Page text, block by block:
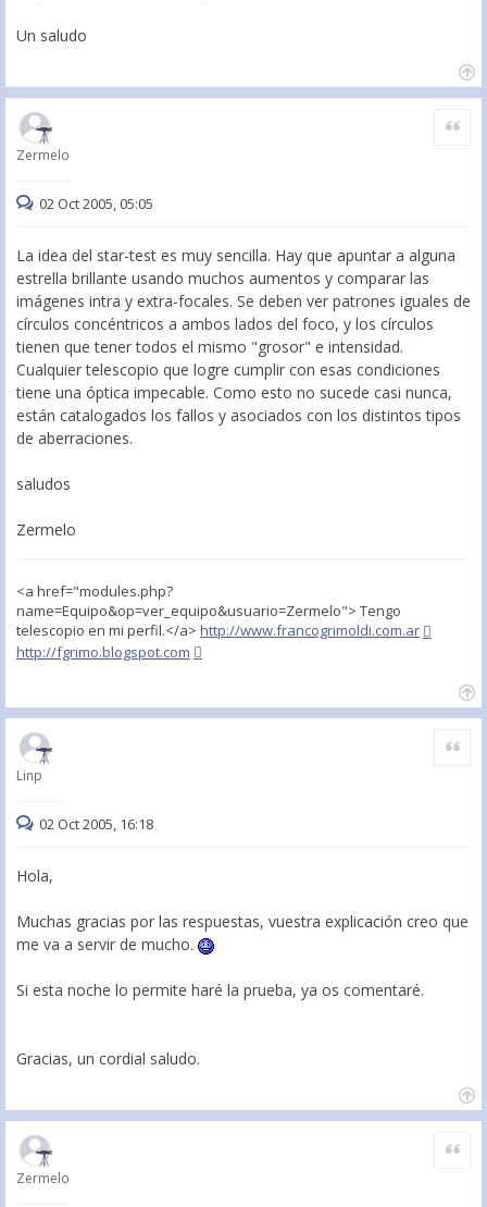
Un saludo
Zermelo
Citar
02 Oct 2005, 05:05
La idea del star-test es muy sencilla. Hay que apuntar a alguna
estrella brillante usando muchos aumentos y comparar las
imágenes intra y extra-focales. Se deben ver patrones iguales de
círculos concéntricos a ambos lados del foco, y los círculos
tienen que tener todos el mismo "grosor" e intensidad.
Cualquier telescopio que logre cumplir con esas condiciones
tiene una óptica impecable. Como esto no sucede casi nunca,
están catalogados los fallos y asociados con los distintos tipos
de aberraciones.
saludos
Zermelo
<a href="modules.php?
name=Equipo&op=ver_equipo&usuario=Zermelo"> Tengo
telescopio en mi perfil.</a> http://www.francogrimoldi.com.ar
http://fgrimo.blogspot.com
Linp
Citar
02 Oct 2005, 16:18
Hola,
Muchas gracias por las respuestas, vuestra explicación creo que
me va a servir de mucho.
Si esta noche lo permite haré la prueba, ya os comentaré.
Gracias, un cordial saludo.
Zermelo
Citar